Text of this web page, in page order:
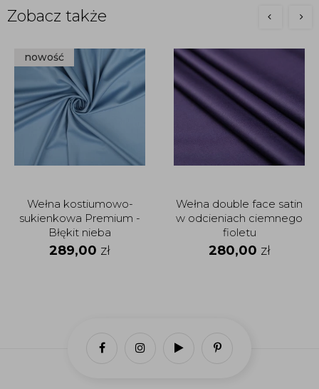
Zobacz także
nowość
Wełna kostiumowo-
sukienkowa Premium -
Błękit nieba
289,00 zł
Wełna double face satin
w odcieniach ciemnego
fioletu
280,00 zł